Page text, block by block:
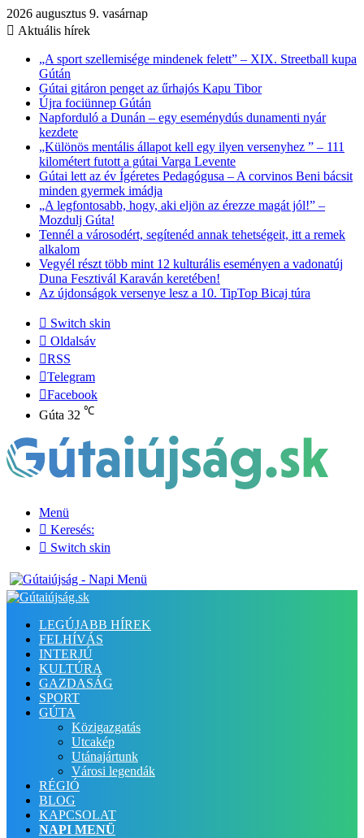
2026 augusztus 9. vasárnap
Aktuális hírek
„A sport szellemisége mindenek felett” – XIX. Streetball kupa
Gútán
Gútai gitáron penget az űrhajós Kapu Tibor
Újra fociünnep Gútán
Napforduló a Dunán – egy eseménydús dunamenti nyár
kezdete
„Különös mentális állapot kell egy ilyen versenyhez ” – 111
kilométert futott a gútai Varga Levente
Gútai lett az év Ígéretes Pedagógusa – A corvinos Beni bácsit
minden gyermek imádja
„A legfontosabb, hogy, aki eljön az érezze magát jól!” –
Mozdulj Gúta!
Tennél a városodért, segítenéd annak tehetségeit, itt a remek
alkalom
Vegyél részt több mint 12 kulturális eseményen a vadonatúj
Duna Fesztivál Karaván keretében!
Az újdonságok versenye lesz a 10. TipTop Bicaj túra
Switch skin
Oldalsáv
RSS
Telegram
Facebook
Gúta 32 ℃
Menü
Keresés:
Switch skin
LEGÚJABB HÍREK
FELHÍVÁS
INTERJÚ
KULTÚRA
GAZDASÁG
SPORT
GÚTA
Közigazgatás
Utcakép
Utánajártunk
Városi legendák
RÉGIÓ
BLOG
KAPCSOLAT
NAPI MENÜ